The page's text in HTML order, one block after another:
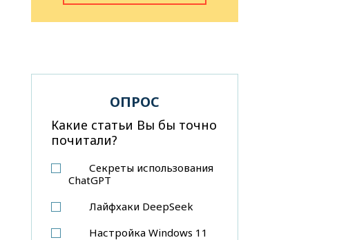
ОПРОС
Какие статьи Вы бы точно
почитали?
Секреты использования
ChatGPT
Лайфхаки DeepSeek
Настройка Windows 11